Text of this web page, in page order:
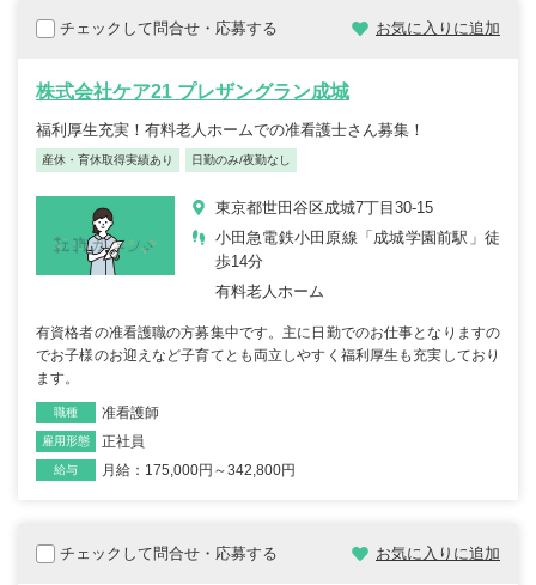
チェックして問合せ・応募する お気に入りに追加
株式会社ケア21 プレザングラン成城
福利厚生充実！有料老人ホームでの准看護士さん募集！
産休・育休取得実績あり 日勤のみ/夜勤なし
東京都世田谷区成城7丁目30-15
小田急電鉄小田原線「成城学園前駅」徒
歩14分
有料老人ホーム
有資格者の准看護職の方募集中です。主に日勤でのお仕事となりますの
でお子様のお迎えなど子育てとも両立しやすく福利厚生も充実しており
ます。
職種 准看護師
雇用形態 正社員
給与 月給：175,000円～342,800円
チェックして問合せ・応募する お気に入りに追加